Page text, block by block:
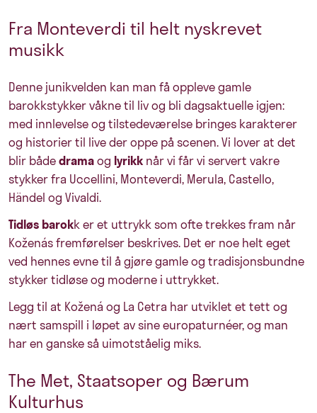
Fra Monteverdi til helt nyskrevet
musikk
Denne junikvelden kan man få oppleve gamle
barokkstykker våkne til liv og bli dagsaktuelle igjen:
med innlevelse og tilstedeværelse bringes karakterer
og historier til live der oppe på scenen. Vi lover at det
blir bådedramaog lyrikk når vi får vi servert vakre
stykker fra Uccellini, Monteverdi, Merula, Castello,
Händel og Vivaldi.
Tidløs barokk er et uttrykk som ofte trekkes fram når
Koženás fremførelser beskrives. Det er noe helt eget
ved hennes evne til å gjøre gamle og tradisjonsbundne
stykker tidløse og moderne i uttrykket.
Legg til at Kožená og La Cetra har utviklet et tett og
nært samspill i løpet av sine europaturnéer, og man
har en ganske så uimotståelig miks.
The Met, Staatsoper og Bærum
Kulturhus